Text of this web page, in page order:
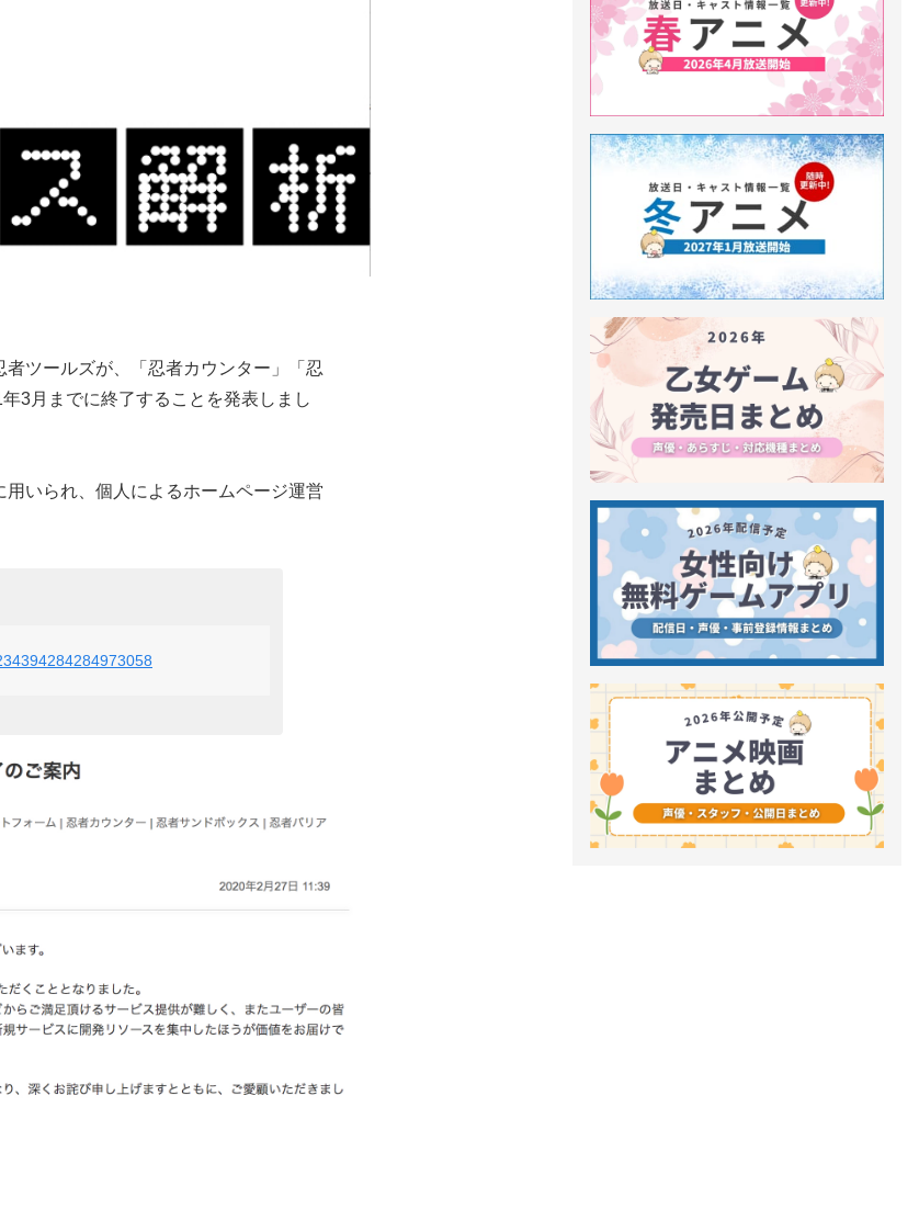
ツールズが、「忍者カウンター」「忍
3月までに終了することを発表しまし
いられ、個人によるホームページ運営